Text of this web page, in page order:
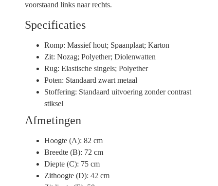
voorstaand links naar rechts.
Specificaties
Romp: Massief hout; Spaanplaat; Karton
Zit: Nozag; Polyether; Diolenwatten
Rug: Elastische singels; Polyether
Poten: Standaard zwart metaal
Stoffering: Standaard uitvoering zonder contrast
stiksel
Afmetingen
Hoogte (A): 82 cm
Breedte (B): 72 cm
Diepte (C): 75 cm
Zithoogte (D): 42 cm